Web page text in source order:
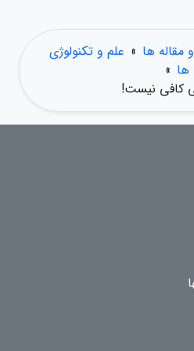
مقاله ها » علم و تکنولوژی
ها »
کافی نیست!